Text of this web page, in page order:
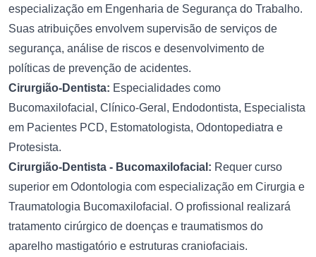
especialização em Engenharia de Segurança do Trabalho.
Suas atribuições envolvem supervisão de serviços de
segurança, análise de riscos e desenvolvimento de
políticas de prevenção de acidentes.
Cirurgião-Dentista: Especialidades como
Bucomaxilofacial, Clínico-Geral, Endodontista, Especialista
em Pacientes PCD, Estomatologista, Odontopediatra e
Protesista.
Cirurgião-Dentista - Bucomaxilofacial: Requer curso
superior em Odontologia com especialização em Cirurgia e
Traumatologia Bucomaxilofacial. O profissional realizará
tratamento cirúrgico de doenças e traumatismos do
aparelho mastigatório e estruturas craniofaciais.